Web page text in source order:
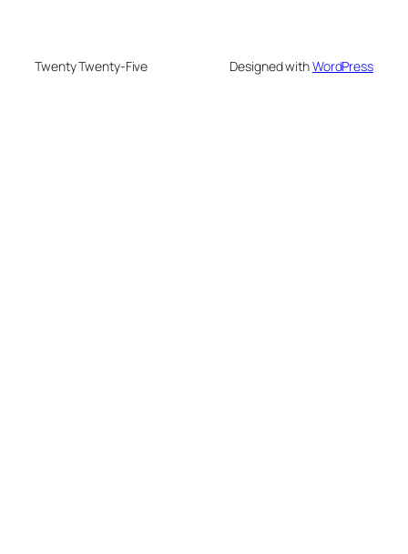
Twenty Twenty-Five Designed withWordPress